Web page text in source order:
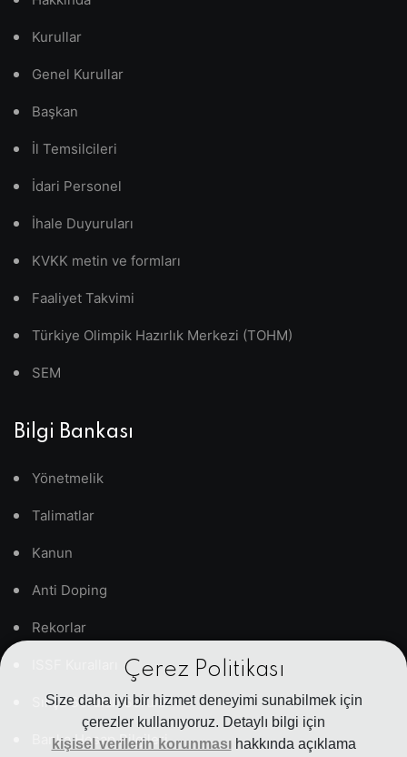
Çerez Politikası
Size daha iyi bir hizmet deneyimi sunabilmek için
çerezler kullanıyoruz. Detaylı bilgi için
kişisel verilerin korunmasıhakkında açıklama
Kurullar
Genel Kurullar
Başkan
İl Temsilcileri
İdari Personel
İhale Duyuruları
KVKK metin ve formları
Faaliyet Takvimi
Türkiye Olimpik Hazırlık Merkezi (TOHM)
SEM
Bilgi Bankası
Yönetmelik
Talimatlar
Kanun
Anti Doping
Rekorlar
Sıkça Sorulan Sorular
Banka Hesap Bilgileri